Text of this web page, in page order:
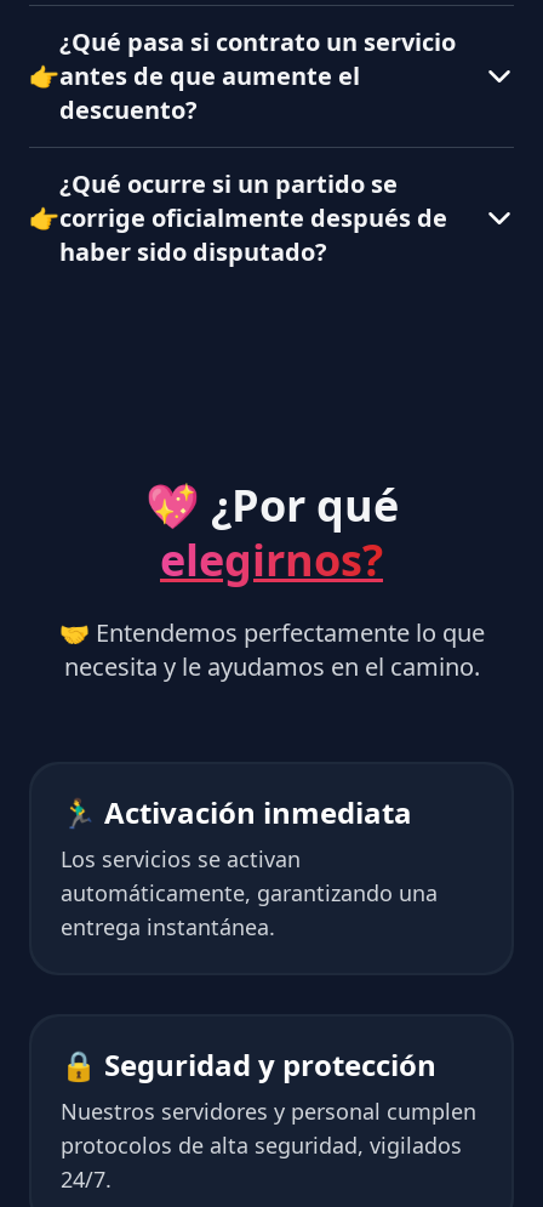
👉
¿Qué pasa si contrato un servicio
antes de que aumente el
descuento?
👉
¿Qué ocurre si un partido se
corrige oficialmente después de
haber sido disputado?
💖 ¿Por qué
elegirnos?
🤝 Entendemos perfectamente lo que
necesita y le ayudamos en el camino.
🏃‍♂️ Activación inmediata
Los servicios se activan
automáticamente, garantizando una
entrega instantánea.
🔒 Seguridad y protección
Nuestros servidores y personal cumplen
protocolos de alta seguridad, vigilados
24/7.